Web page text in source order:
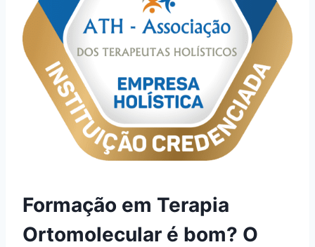
Formação em Terapia
Ortomolecular é bom? O